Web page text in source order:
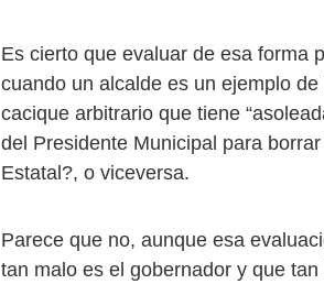
Es cierto que evaluar de esa forma
cuando un alcalde es un ejemplo
cacique arbitrario que tiene
del Presidente Municipal para
Estatal?, o viceversa.
Parece que no, aunque esa
tan malo es el gobernador y que